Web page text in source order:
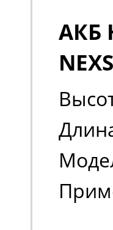
АКБ